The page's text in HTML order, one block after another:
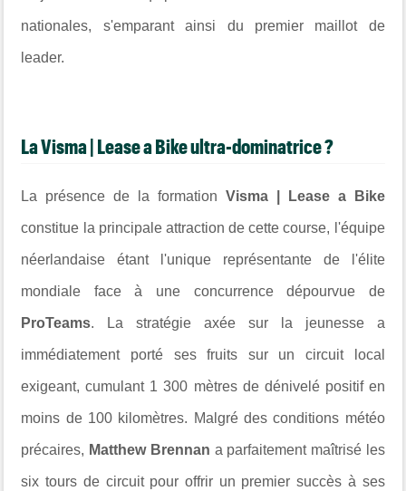
nationales, s'emparant ainsi du premier maillot de
leader.
LaVisma | Lease a Bike ultra-dominatrice ?
La présence de la formation Visma | Lease a Bike
constitue la principale attraction de cette course, l'équipe
néerlandaise étant l'unique représentante de l'élite
mondiale face à une concurrence dépourvue de
ProTeams. La stratégie axée sur la jeunesse a
immédiatement porté ses fruits sur un circuit local
exigeant, cumulant 1 300 mètres de dénivelé positif en
moins de 100 kilomètres. Malgré des conditions météo
précaires, Matthew Brennan a parfaitement maîtrisé les
six tours de circuit pour offrir un premier succès à ses